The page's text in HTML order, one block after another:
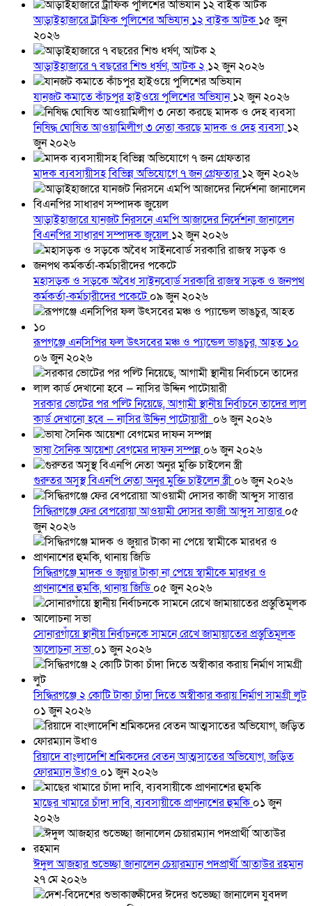
আড়াইহাজারে ট্রাফিক পুলিশের অভিযান ১২ বাইক আটক ১৫ জুন
২০২৬
আড়াইহাজারে ৭ বছরের শিশু ধর্ষণ, আটক ২ ১২ জুন ২০২৬
যানজট কমাতে কাঁচপুর হাইওয়ে পুলিশের অভিযান১২ জুন ২০২৬
নিষিদ্ধ ঘোষিত আওয়ামিলীগ ৩ নেতা করছে মাদক ও দেহ ব্যবসা ১২
জুন ২০২৬
মাদক ব্যবসায়ীসহ বিভিন্ন অভিযোগে ৭ জন গ্রেফতার১২ জুন ২০২৬
আড়াইহাজারে যানজট নিরসনে এমপি আজাদের নির্দেশনা জানালেন
বিএনপির সাধারণ সম্পাদক জুয়েল ১২ জুন ২০২৬
মহাসড়ক ও সড়কে অবৈধ সাইনবোর্ড সরকারি রাজস্ব সড়ক ও জনপথ
কর্মকর্তা-কর্মচারীদের পকেটে০৯ জুন ২০২৬
রূপগঞ্জে এনসিপির ফল উৎসবের মঞ্চ ও প্যান্ডেল ভাঙচুর, আহত ১০
০৬ জুন ২০২৬
সরকার ভোটের পর পল্টি নিয়েছে, আগামী স্থানীয় নির্বাচনে তাদের লাল
কার্ড দেখানো হবে — নাসির উদ্দিন পাটোয়ারী ০৬ জুন ২০২৬
ভাষা সৈনিক আয়েশা বেগমের দাফন সম্পন্ন ০৬ জুন ২০২৬
গুরুতর অসুস্থ বিএনপি নেতা অনুর মুক্তি চাইলেন স্ত্রী০৬ জুন ২০২৬
সিদ্ধিরগঞ্জে ফের বেপরোয়া আওয়ামী দোসর কাজী আব্দুস সাত্তার০৫
জুন ২০২৬
সিদ্ধিরগঞ্জে মাদক ও জুয়ার টাকা না পেয়ে স্বামীকে মারধর ও
প্রাণনাশের হুমকি, থানায় জিডি০৫ জুন ২০২৬
সোনারগাঁয়ে স্থানীয় নির্বাচনকে সামনে রেখে জামায়াতের প্রস্তুতিমূলক
আলোচনা সভা ০১ জুন ২০২৬
সিদ্ধিরগঞ্জে ২ কোটি টাকা চাঁদা দিতে অস্বীকার করায় নির্মাণ সামগ্রী লুট
০১ জুন ২০২৬
রিয়াদে বাংলাদেশি শ্রমিকদের বেতন আত্মসাতের অভিযোগ, জড়িত
ফোরম্যান উধাও ০১ জুন ২০২৬
মাছের খামারে চাঁদা দাবি, ব্যবসায়ীকে প্রাণনাশের হুমকি ০১ জুন
২০২৬
ঈদুল আজহার শুভেচ্ছা জানালেন চেয়ারম্যান পদপ্রার্থী আতাউর রহমান
২৭ মে ২০২৬